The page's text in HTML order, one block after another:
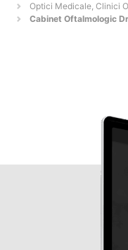
Optici Medicale, Clinici
Cabinet Oftalmologic